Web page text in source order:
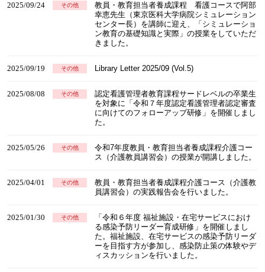
2025/09/24 その他
教員・教育担当者養成課程 看護コースで阿部
幸恵先生（東京医科大学病院シミュレーション
センター長）を講師に迎え、「シミュレーショ
ン教育の基礎知識と実際」の授業をしていただ
きました。
2025/09/19 その他 Library Letter 2025/09 (Vol.5)
2025/08/08 その他
認定看護管理者教育課程サードレベルの卒業生
を対象に「令和７年度認定看護管理者認定審査
に向けてのフォローアップ研修」を開催しまし
た。
2025/05/26 その他
令和7年度教員・教育担当者養成課程介護コー
ス（介護教員講習会）の授業が開講しました。
2025/04/01 その他
教員・教育担当者養成課程介護コース（介護教
員講習会）の実践報告会を行いました。
2025/01/30 その他
「令和６年度 福祉施設・在宅サービスにおけ
る感染予防リーダー育成研修」を開催しまし
た。福祉施設、在宅サービスの感染予防リーダ
ーを目指す方が参加し、感染防止策の体験やデ
ィスカッションを行いました。